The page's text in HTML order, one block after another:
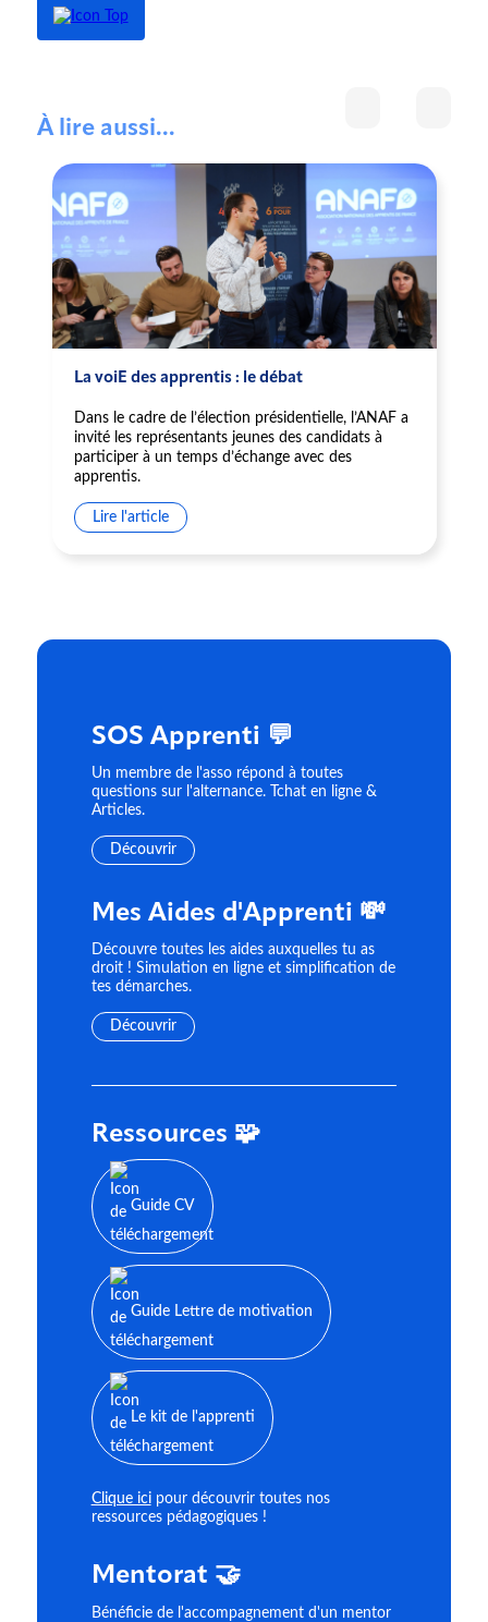
À lire aussi...
La voiE des apprentis : le débat
Dans le cadre de l’élection présidentielle, l’ANAF a
invité les représentants jeunes des candidats à
participer à un temps d’échange avec des
apprentis.
Lire l'article
SOS Apprenti 💬
Un membre de l'asso répond à toutes
questions sur l'alternance. Tchat en ligne &
Articles.
Découvrir
Mes Aides d'Apprenti 💸
Découvre toutes les aides auxquelles tu as
droit ! Simulation en ligne et simplification de
tes démarches.
Découvrir
Ressources 🧩
Guide CV
Guide Lettre de motivation
Le kit de l'apprenti
Clique icipour découvrir toutes nos
ressources pédagogiques !
Mentorat 🤝
Bénéficie de l'accompagnement d'un mentor